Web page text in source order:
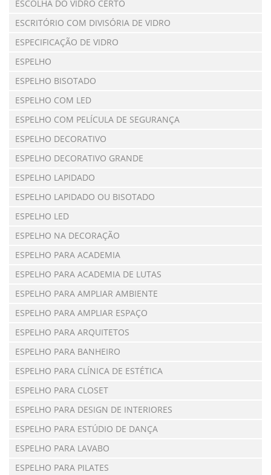
ESCOLHA DO VIDRO CERTO
ESCRITÓRIO COM DIVISÓRIA DE VIDRO
ESPECIFICAÇÃO DE VIDRO
ESPELHO
ESPELHO BISOTADO
ESPELHO COM LED
ESPELHO COM PELÍCULA DE SEGURANÇA
ESPELHO DECORATIVO
ESPELHO DECORATIVO GRANDE
ESPELHO LAPIDADO
ESPELHO LAPIDADO OU BISOTADO
ESPELHO LED
ESPELHO NA DECORAÇÃO
ESPELHO PARA ACADEMIA
ESPELHO PARA ACADEMIA DE LUTAS
ESPELHO PARA AMPLIAR AMBIENTE
ESPELHO PARA AMPLIAR ESPAÇO
ESPELHO PARA ARQUITETOS
ESPELHO PARA BANHEIRO
ESPELHO PARA CLÍNICA DE ESTÉTICA
ESPELHO PARA CLOSET
ESPELHO PARA DESIGN DE INTERIORES
ESPELHO PARA ESTÚDIO DE DANÇA
ESPELHO PARA LAVABO
ESPELHO PARA PILATES